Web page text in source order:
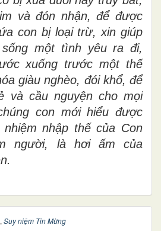
và đón nhận, để được
con bị loại trừ, xin giúp
một tình yêu ra đi,
xuống trước một thế
giàu nghèo, đói khổ, để
và cầu nguyện cho mọi
con mới hiểu được
nhập thế của Con
người, là hơi ấm của
, Suy niệm Tin Mừng